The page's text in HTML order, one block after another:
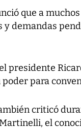
que a
y demandas
presidente
poder para
criticó
el